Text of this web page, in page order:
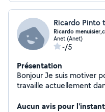
Ricardo Pinto
Ricardo
Anet (Anet)
-/5
Présentation
Bonjour Je suis motiver pour toute sorte de travaux je
travaille actuellement
Aucun avis pour l'instant